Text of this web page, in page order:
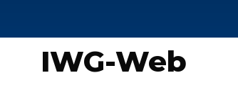
IWG-Web